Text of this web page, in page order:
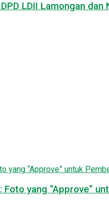
LDII Lamongan
yang “Approve”